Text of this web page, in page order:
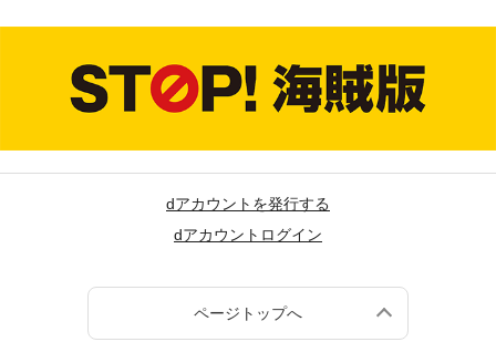
dアカウントを発行する
dアカウントログイン
ページトップへ